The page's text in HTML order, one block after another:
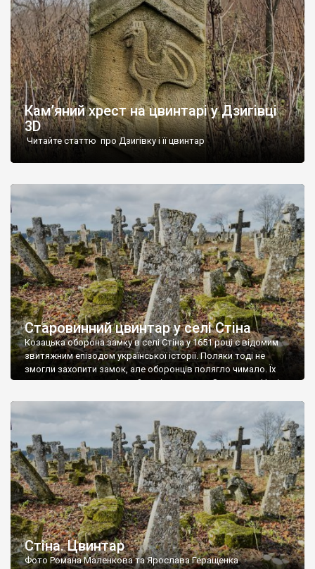
Кам’яний хрест на цвинтарі у Дзигівці
3D
Читайте статтю про Дзигівку і її цвинтар
Старовинний цвинтар у селі Стіна
Козацька оборона замку в селі Стіна у 1651 році є відомим
звитяжним епізодом української історії. Поляки тоді не
змогли захопити замок, але оборонців полягло чимало. Їх
поховали на цвинтарі, який тоді називався Замковим. Нині на
ньому чимало хрестів 19 століття, є такі, де епітафії стер […]
Стіна. Цвинтар
Фото Романа Маленкова та Ярослава Геращенка